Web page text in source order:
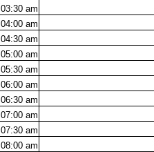
03:30 am
04:00 am
04:30 am
05:00 am
05:30 am
06:00 am
06:30 am
07:00 am
07:30 am
08:00 am